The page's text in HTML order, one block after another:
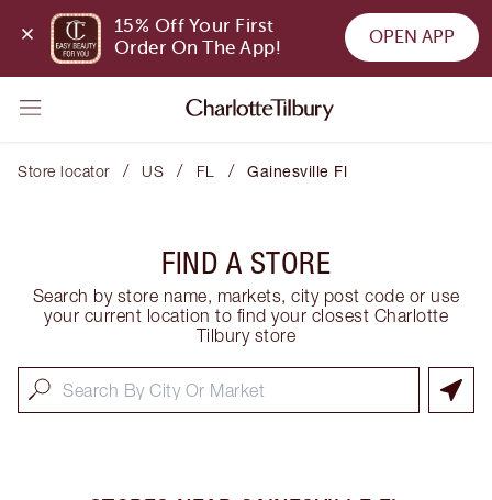
15% Off Your First
Order On The App!
OPEN APP
Store locator / US / FL / Gainesville Fl
FIND A STORE
Search by store name, markets, city post code or use
your current location to find your closest Charlotte
Tilbury store